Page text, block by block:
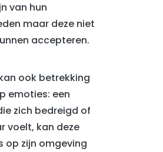
van hun
maar deze niet
accepteren.
ook betrekking
emoties: een
zich bedreigd of
voelt, kan deze
op zijn omgeving